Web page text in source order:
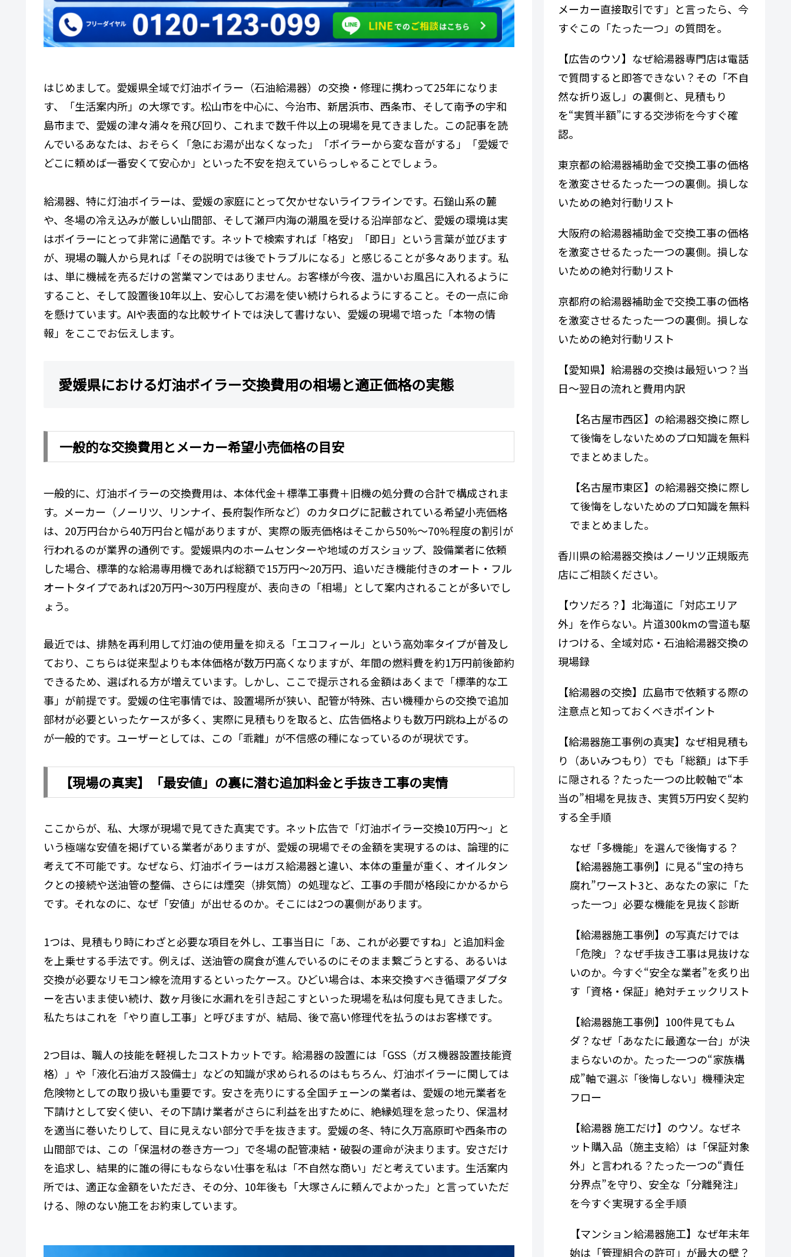
はじめまして。愛媛県全域で灯油ボイラー（石油給湯器）の交換・修理に携わって25年になりま
す、「生活案内所」の大塚です。松山市を中心に、今治市、新居浜市、西条市、そして南予の宇和
島市まで、愛媛の津々浦々を飛び回り、これまで数千件以上の現場を見てきました。この記事を読
んでいるあなたは、おそらく「急にお湯が出なくなった」「ボイラーから変な音がする」「愛媛で
どこに頼めば一番安くて安心か」といった不安を抱えていらっしゃることでしょう。
給湯器、特に灯油ボイラーは、愛媛の家庭にとって欠かせないライフラインです。石鎚山系の麓
や、冬場の冷え込みが厳しい山間部、そして瀬戸内海の潮風を受ける沿岸部など、愛媛の環境は実
はボイラーにとって非常に過酷です。ネットで検索すれば「格安」「即日」という言葉が並びます
が、現場の職人から見れば「その説明では後でトラブルになる」と感じることが多々あります。私
は、単に機械を売るだけの営業マンではありません。お客様が今夜、温かいお風呂に入れるように
すること、そして設置後10年以上、安心してお湯を使い続けられるようにすること。その一点に命
を懸けています。AIや表面的な比較サイトでは決して書けない、愛媛の現場で培った「本物の情
報」をここでお伝えします。
愛媛県における灯油ボイラー交換費用の相場と適正価格の実態
一般的な交換費用とメーカー希望小売価格の目安
一般的に、灯油ボイラーの交換費用は、本体代金＋標準工事費＋旧機の処分費の合計で構成されま
す。メーカー（ノーリツ、リンナイ、長府製作所など）のカタログに記載されている希望小売価格
は、20万円台から40万円台と幅がありますが、実際の販売価格はそこから50%〜70%程度の割引が
行われるのが業界の通例です。愛媛県内のホームセンターや地域のガスショップ、設備業者に依頼
した場合、標準的な給湯専用機であれば総額で15万円〜20万円、追いだき機能付きのオート・フル
オートタイプであれば20万円〜30万円程度が、表向きの「相場」として案内されることが多いでし
ょう。
最近では、排熱を再利用して灯油の使用量を抑える「エコフィール」という高効率タイプが普及し
ており、こちらは従来型よりも本体価格が数万円高くなりますが、年間の燃料費を約1万円前後節約
できるため、選ばれる方が増えています。しかし、ここで提示される金額はあくまで「標準的な工
事」が前提です。愛媛の住宅事情では、設置場所が狭い、配管が特殊、古い機種からの交換で追加
部材が必要といったケースが多く、実際に見積もりを取ると、広告価格よりも数万円跳ね上がるの
が一般的です。ユーザーとしては、この「乖離」が不信感の種になっているのが現状です。
【現場の真実】「最安値」の裏に潜む追加料金と手抜き工事の実情
ここからが、私、大塚が現場で見てきた真実です。ネット広告で「灯油ボイラー交換10万円〜」と
いう極端な安値を掲げている業者がありますが、愛媛の現場でその金額を実現するのは、論理的に
考えて不可能です。なぜなら、灯油ボイラーはガス給湯器と違い、本体の重量が重く、オイルタン
クとの接続や送油管の整備、さらには煙突（排気筒）の処理など、工事の手間が格段にかかるから
です。それなのに、なぜ「安値」が出せるのか。そこには2つの裏側があります。
1つは、見積もり時にわざと必要な項目を外し、工事当日に「あ、これが必要ですね」と追加料金
を上乗せする手法です。例えば、送油管の腐食が進んでいるのにそのまま繋ごうとする、あるいは
交換が必要なリモコン線を流用するといったケース。ひどい場合は、本来交換すべき循環アダプタ
ーを古いまま使い続け、数ヶ月後に水漏れを引き起こすといった現場を私は何度も見てきました。
私たちはこれを「やり直し工事」と呼びますが、結局、後で高い修理代を払うのはお客様です。
2つ目は、職人の技能を軽視したコストカットです。給湯器の設置には「GSS（ガス機器設置技能資
格）」や「液化石油ガス設備士」などの知識が求められるのはもちろん、灯油ボイラーに関しては
危険物としての取り扱いも重要です。安さを売りにする全国チェーンの業者は、愛媛の地元業者を
下請けとして安く使い、その下請け業者がさらに利益を出すために、絶縁処理を怠ったり、保温材
を適当に巻いたりして、目に見えない部分で手を抜きます。愛媛の冬、特に久万高原町や西条市の
山間部では、この「保温材の巻き方一つ」で冬場の配管凍結・破裂の運命が決まります。安さだけ
を追求し、結果的に誰の得にもならない仕事を私は「不自然な商い」だと考えています。生活案内
所では、適正な金額をいただき、その分、10年後も「大塚さんに頼んでよかった」と言っていただ
ける、隙のない施工をお約束しています。
メーカー直接取引です」と言ったら、今
すぐこの「たった一つ」の質問を。
【広告のウソ】なぜ給湯器専門​​店は電話
で質問すると即答できない？その「不自
然な折り返し」の裏側と、見積もり
を“実質半額”にする交渉術を今すぐ確
認。
東京都の給湯器補助金で交換工事の価格
を激変させるたった一つの裏側。損しな
いための絶対行動リスト
大阪府の給湯器補助金で交換工事の価格
を激変させるたった一つの裏側。損しな
いための絶対行動リスト
京都府の給湯器補助金で交換工事の価格
を激変させるたった一つの裏側。損しな
いための絶対行動リスト
【愛知県】給湯器の交換は最短いつ？当
日〜翌日の流れと費用内訳
【名古屋市西区】の給湯器交換に際し
て後悔をしないためのプロ知識を無料
でまとめました。
【名古屋市東区】の給湯器交換に際し
て後悔をしないためのプロ知識を無料
でまとめました。
香川県の給湯器交換はノーリツ正規販売
店にご相談ください。
【ウソだろ？】北海道に「対応エリア
外」を作らない。片道300kmの雪道も駆
けつける、全域対応・石油給湯器交換の
現場録
【給湯器の交換】広島市で依頼する際の
注意点と知っておくべきポイント
【給湯器施工事例の真実】なぜ相見積も
り（あいみつもり）でも「総額」は下手
に隠される？たった一つの比較軸で“本
当の”相場を見抜き、実質5万円安く契約
する全手順
なぜ「多機能」を選んで後悔する？
【給湯器施工事例】に見る“宝の持ち
腐れ”ワースト3と、あなたの家に「た
った一つ」必要な機能を見抜く診断
【給湯器施工事例】の写真だけでは
「危険」？なぜ手抜き工事は見抜けな
いのか。今すぐ“安全な業者”を炙り出
す「資格・保証」絶対チェックリスト
【給湯器施工事例】100件見てもム
ダ？なぜ「あなたに最適な一台」が決
まらないのか。たった一つの“家族構
成”軸で選ぶ「後悔しない」機種決定
フロー
【給湯器 施工だけ】のウソ。なぜネ
ット購入品（施主支給）は「保証対象
外」と言われる？たった一つの“責任
分界点”を守り、安全な「分離発注」
を今すぐ実現する全手順
【マンション給湯器施工】なぜ年末年
始は「管理組合の許可」が最大の壁？